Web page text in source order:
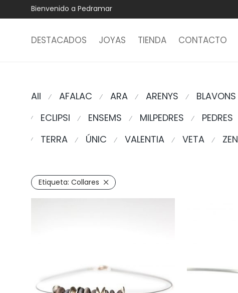
Bienvenido a Pedramar
DESTACADOS JOYAS TIENDA CONTACTO
All ⁄ AFALAC ⁄ ARA ⁄ ARENYS ⁄ BLAVONS
⁄ ECLIPSI ⁄ ENSEMS ⁄ MILPEDRES ⁄ PEDRES
⁄ TERRA ⁄ ÚNIC ⁄ VALENTIA ⁄ VETA ⁄ ZEN
Etiqueta: Collares